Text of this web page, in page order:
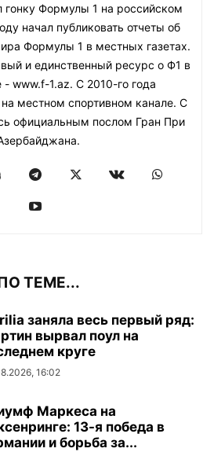
гонку Формулы 1 на российском
начал публиковать отчеты об
Формулы 1 в местных газетах.
и единственный ресурс о Ф1 в
www.f-1.az. С 2010-го года
местном спортивном канале. С
официальным послом Гран При
ТЕМЕ...
заняла весь первый ряд:
вырвал поул на
круге
16:02
Маркеса на
13-я победа в
и борьба за...